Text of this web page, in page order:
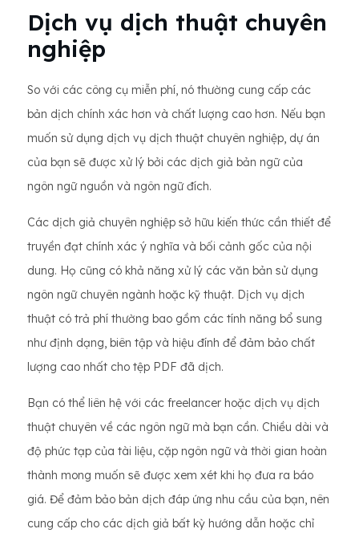
Dịch vụ dịch thuật chuyên
nghiệp
So với các công cụ miễn phí, nó thường cung cấp các
bản dịch chính xác hơn và chất lượng cao hơn. Nếu bạn
muốn sử dụng dịch vụ dịch thuật chuyên nghiệp, dự án
của bạn sẽ được xử lý bởi các dịch giả bản ngữ của
ngôn ngữ nguồn và ngôn ngữ đích.
Các dịch giả chuyên nghiệp sở hữu kiến thức cần thiết để
truyền đạt chính xác ý nghĩa và bối cảnh gốc của nội
dung. Họ cũng có khả năng xử lý các văn bản sử dụng
ngôn ngữ chuyên ngành hoặc kỹ thuật. Dịch vụ dịch
thuật có trả phí thường bao gồm các tính năng bổ sung
như định dạng, biên tập và hiệu đính để đảm bảo chất
lượng cao nhất cho tệp PDF đã dịch.
Bạn có thể liên hệ với các freelancer hoặc dịch vụ dịch
thuật chuyên về các ngôn ngữ mà bạn cần. Chiều dài và
độ phức tạp của tài liệu, cặp ngôn ngữ và thời gian hoàn
thành mong muốn sẽ được xem xét khi họ đưa ra báo
giá. Để đảm bảo bản dịch đáp ứng nhu cầu của bạn, nên
cung cấp cho các dịch giả bất kỳ hướng dẫn hoặc chỉ